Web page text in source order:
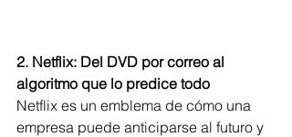
2. Netflix: Del DVD por correo al
algoritmo que lo predice todo
Netflix es un emblema de cómo una
empresa puede anticiparse al futuro y